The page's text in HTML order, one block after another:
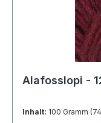
Alafosslopi -
Inhalt: 100 Gramm